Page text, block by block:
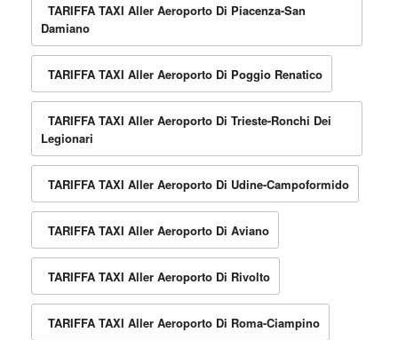
TARIFFA TAXI Aller Aeroporto Di Piacenza-San
Damiano
TARIFFA TAXI Aller Aeroporto Di Poggio Renatico
TARIFFA TAXI Aller Aeroporto Di Trieste-Ronchi Dei
Legionari
TARIFFA TAXI Aller Aeroporto Di Udine-Campoformido
TARIFFA TAXI Aller Aeroporto Di Aviano
TARIFFA TAXI Aller Aeroporto Di Rivolto
TARIFFA TAXI Aller Aeroporto Di Roma-Ciampino